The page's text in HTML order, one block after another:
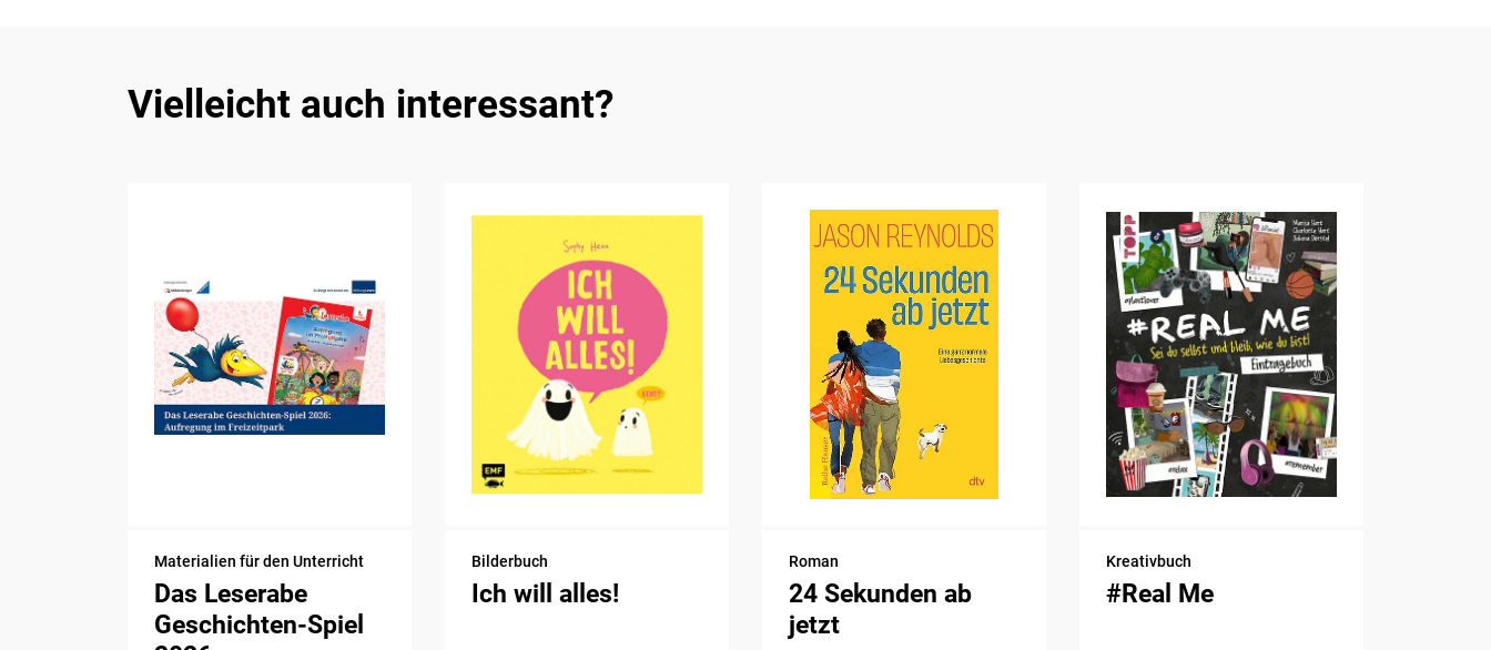
Vielleicht auch interessant?
Materialien für den Unterricht
Das Leserabe
Geschichten-Spiel
Bilderbuch
Ich will alles!
Roman
24 Sekunden ab
jetzt
Kreativbuch
#Real Me